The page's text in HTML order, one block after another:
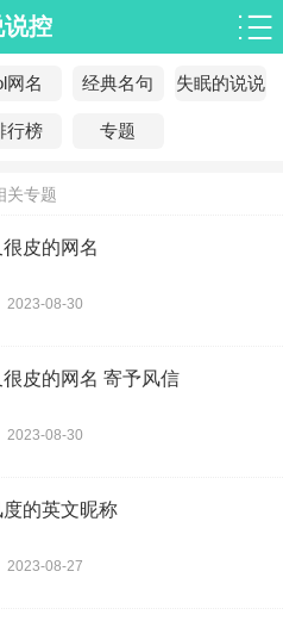
说控
网名 经典名句 失眠的说说
行榜 专题
关专题
皮的网名
2023-08-30
皮的网名 寄予风信
2023-08-30
的英文昵称
2023-08-27